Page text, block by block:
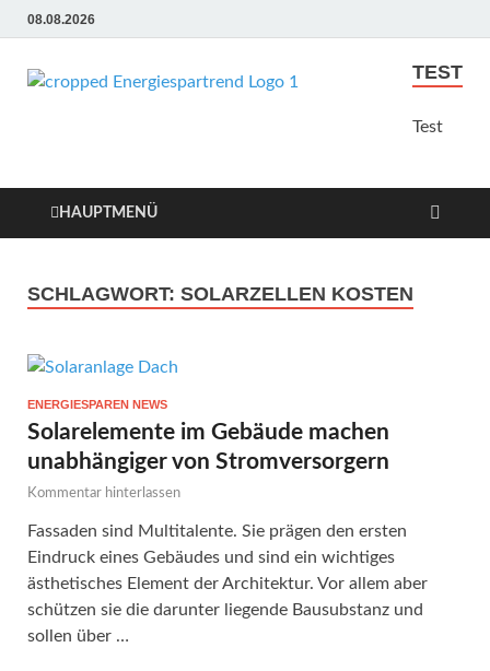
08.08.2026
Energie
Angebote sindt der Trend
TEST
Test
HAUPTMENÜ
SCHLAGWORT: SOLARZELLEN KOSTEN
ENERGIESPAREN NEWS
Solarelemente im Gebäude machen
unabhängiger von Stromversorgern
Kommentar hinterlassen
Fassaden sind Multitalente. Sie prägen den ersten
Eindruck eines Gebäudes und sind ein wichtiges
ästhetisches Element der Architektur. Vor allem aber
schützen sie die darunter liegende Bausubstanz und
sollen über …